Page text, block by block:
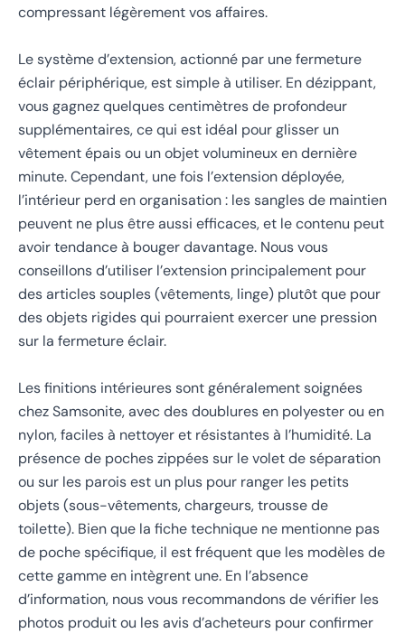
compressant légèrement vos affaires.
Le système d’extension, actionné par une fermeture
éclair périphérique, est simple à utiliser. En dézippant,
vous gagnez quelques centimètres de profondeur
supplémentaires, ce qui est idéal pour glisser un
vêtement épais ou un objet volumineux en dernière
minute. Cependant, une fois l’extension déployée,
l’intérieur perd en organisation : les sangles de maintien
peuvent ne plus être aussi efficaces, et le contenu peut
avoir tendance à bouger davantage. Nous vous
conseillons d’utiliser l’extension principalement pour
des articles souples (vêtements, linge) plutôt que pour
des objets rigides qui pourraient exercer une pression
sur la fermeture éclair.
Les finitions intérieures sont généralement soignées
chez Samsonite, avec des doublures en polyester ou en
nylon, faciles à nettoyer et résistantes à l’humidité. La
présence de poches zippées sur le volet de séparation
ou sur les parois est un plus pour ranger les petits
objets (sous-vêtements, chargeurs, trousse de
toilette). Bien que la fiche technique ne mentionne pas
de poche spécifique, il est fréquent que les modèles de
cette gamme en intègrent une. En l’absence
d’information, nous vous recommandons de vérifier les
photos produit ou les avis d’acheteurs pour confirmer